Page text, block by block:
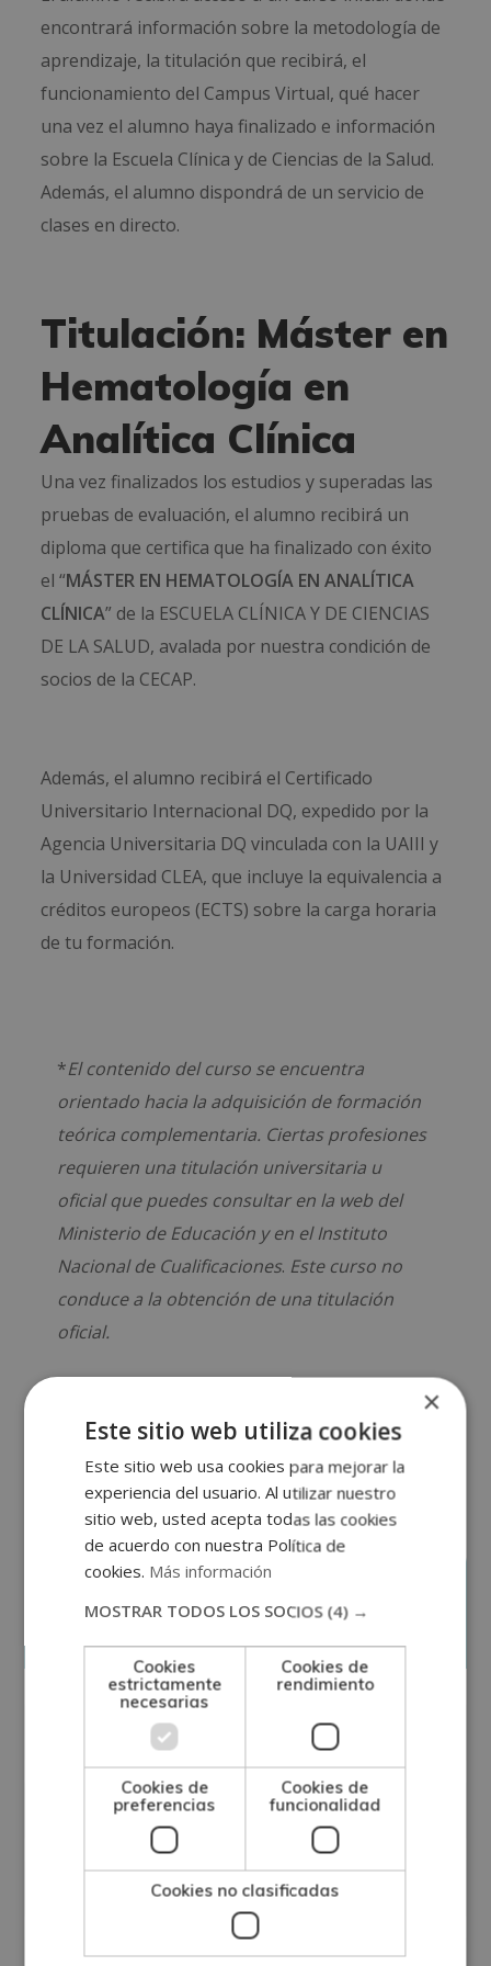
encontrará información sobre la metodología de
aprendizaje, la titulación que recibirá, el
funcionamiento del Campus Virtual, qué hacer
una vez el alumno haya finalizado e información
sobre la Escuela Clínica y de Ciencias de la Salud.
Además, el alumno dispondrá de un servicio de
clases en directo.
Titulación: Máster en
Hematología en
Analítica Clínica
Una vez finalizados los estudios y superadas las
pruebas de evaluación, el alumno recibirá un
diploma que certifica que ha finalizado con éxito
el “MÁSTER EN HEMATOLOGÍA EN ANALÍTICA
CLÍNICA” de la ESCUELA CLÍNICA Y DE CIENCIAS
DE LA SALUD, avalada por nuestra condición de
socios de la CECAP.
Además, el alumno recibirá el Certificado
Universitario Internacional DQ, expedido por la
Agencia Universitaria DQ vinculada con la UAIII y
la Universidad CLEA, que incluye la equivalencia a
créditos europeos (ECTS) sobre la carga horaria
de tu formación.
*El contenido del curso se encuentra
orientado hacia la adquisición de formación
teórica complementaria. Ciertas profesiones
requieren una titulación universitaria u
oficial que puedes consultar en la web del
Ministerio de Educación y en el Instituto
Nacional de Cualificaciones. Este curso no
conduce a la obtención de una titulación
oficial.
Solicita información
×
Este sitio web utiliza cookies
Este sitio web usa cookies para mejorar la
experiencia del usuario. Al utilizar nuestro
sitio web, usted acepta todas las cookies
de acuerdo con nuestra Política de
cookies. Más información
MOSTRAR TODOS LOS SOCIOS (4) →
Cookies
estrictamente
necesarias
Cookies de
rendimiento
Cookies de
preferencias
Cookies de
funcionalidad
Cookies no clasificadas